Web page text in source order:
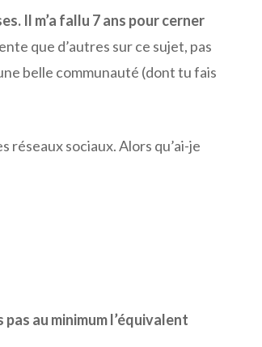
Il m’a fallu 7 ans pour cerner
que d’autres sur ce sujet, pas
belle communauté (dont tu fais
réseaux sociaux. Alors qu’ai-je
pas au minimum l’équivalent